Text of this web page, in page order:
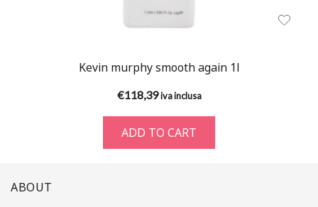
Kevin murphy smooth again 1l
€118,39 iva inclusa
ADD TO CART
ABOUT